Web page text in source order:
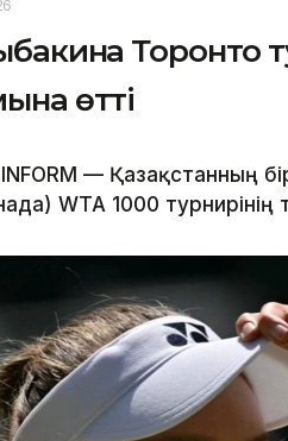
Торонто
өтті
— Қазақстанның
WTA 1000